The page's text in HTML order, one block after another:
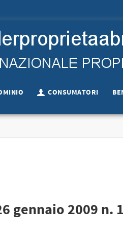
CONSUMATORI
gennaio 2009 n.